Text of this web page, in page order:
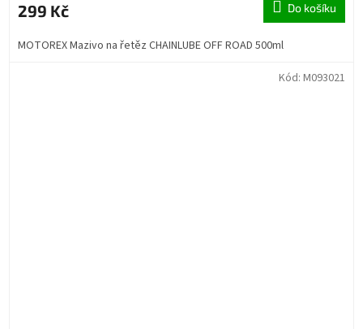
299 Kč Do košíku
MOTOREX Mazivo na řetěz CHAINLUBE OFF ROAD 500ml
Kód: M093021